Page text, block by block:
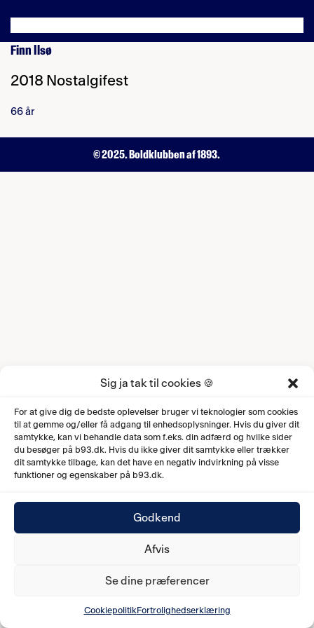
Sig ja tak til cookies 🍪
For at give dig de bedste oplevelser bruger vi teknologier som cookies
til at gemme og/eller få adgang til enhedsoplysninger. Hvis du giver dit
samtykke, kan vi behandle data som f.eks. din adfærd og hvilke sider
du besøger på b93.dk. Hvis du ikke giver dit samtykke eller trækker
dit samtykke tilbage, kan det have en negativ indvirkning på visse
funktioner og egenskaber på b93.dk.
Godkend
Afvis
Se dine præferencer
CookiepolitikFortrolighedserklæring
Finn Ilsø
2018 Nostalgifest
66 år
© 2025. Boldklubben af 1893.